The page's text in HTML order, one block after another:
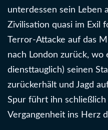
unterdessen sein Leben
Zivilisation quasi im Exil
Terror-Attacke auf das
nach London zurück, wo
diensttauglich) seinen
zurückerhält und Jagd
Spur führt ihn
Vergangenheit ins Herz